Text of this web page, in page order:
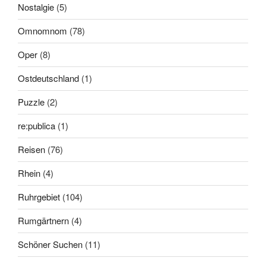
Nostalgie (5)
Omnomnom (78)
Oper (8)
Ostdeutschland (1)
Puzzle (2)
re:publica (1)
Reisen (76)
Rhein (4)
Ruhrgebiet (104)
Rumgärtnern (4)
Schöner Suchen (11)